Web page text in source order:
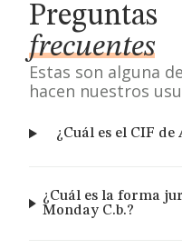
Preguntas
frecuentes
Estas son alguna
hacen nuestros
¿Cuál es el CIF
¿Cuál es la forma
Monday C.b.?